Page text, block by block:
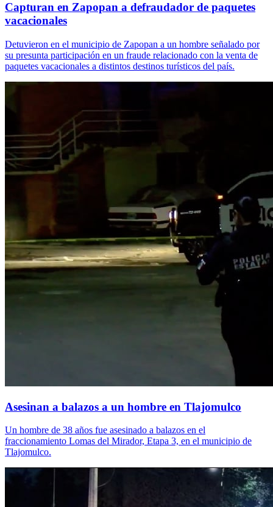
Capturan en Zapopan a defraudador de paquetes
vacacionales
Detuvieron en el municipio de Zapopan a un hombre señalado por
su presunta participación en un fraude relacionado con la venta de
paquetes vacacionales a distintos destinos turísticos del país.
Asesinan a balazos a un hombre en Tlajomulco
Un hombre de 38 años fue asesinado a balazos en el
fraccionamiento Lomas del Mirador, Etapa 3, en el municipio de
Tlajomulco.